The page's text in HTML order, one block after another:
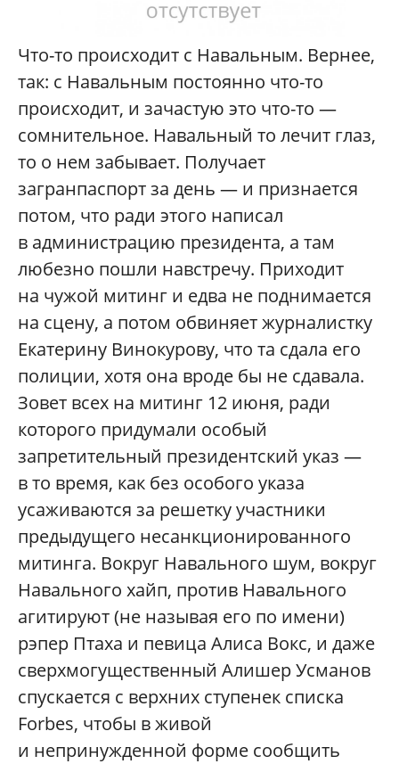
Что-то происходит с Навальным. Вернее,
так: с Навальным постоянно что-то
происходит, и зачастую это что-то —
сомнительное. Навальный то лечит глаз,
то о нем забывает. Получает
загранпаспорт за день — и признается
потом, что ради этого написал
в администрацию президента, а там
любезно пошли навстречу. Приходит
на чужой митинг и едва не поднимается
на сцену, а потом обвиняет журналистку
Екатерину Винокурову, что та сдала его
полиции, хотя она вроде бы не сдавала.
Зовет всех на митинг 12 июня, ради
которого придумали особый
запретительный президентский указ —
в то время, как без особого указа
усаживаются за решетку участники
предыдущего несанкционированного
митинга. Вокруг Навального шум, вокруг
Навального хайп, против Навального
агитируют (не называя его по имени)
рэпер Птаха и певица Алиса Вокс, и даже
сверхмогущественный Алишер Усманов
спускается с верхних ступенек списка
Forbes, чтобы в живой
и непринужденной форме сообщить